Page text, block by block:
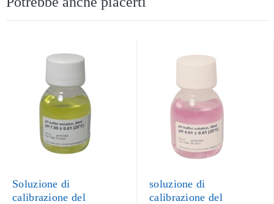
Soluzione di
calibrazione del
soluzione di
calibrazione del